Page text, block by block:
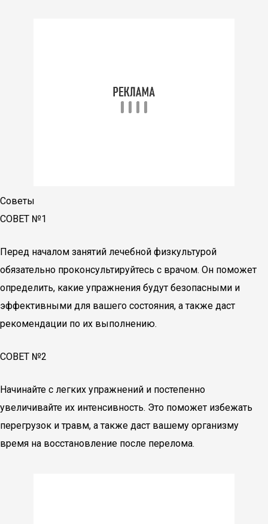
Советы
СОВЕТ №1
Перед началом занятий лечебной физкультурой
обязательно проконсультируйтесь с врачом. Он поможет
определить, какие упражнения будут безопасными и
эффективными для вашего состояния, а также даст
рекомендации по их выполнению.
СОВЕТ №2
Начинайте с легких упражнений и постепенно
увеличивайте их интенсивность. Это поможет избежать
перегрузок и травм, а также даст вашему организму
время на восстановление после перелома.